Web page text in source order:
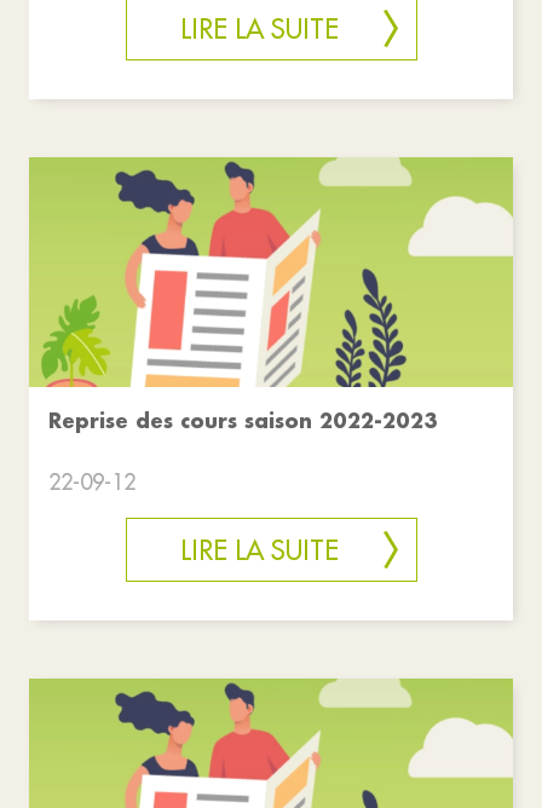
LIRE LA SUITE
Reprise des cours saison 2022-2023
22-09-12
LIRE LA SUITE